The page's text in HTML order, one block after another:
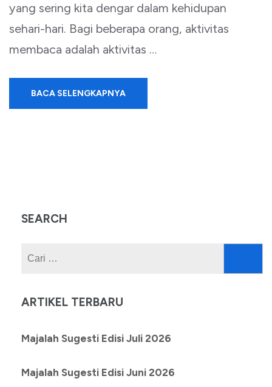
yang sering kita dengar dalam kehidupan
sehari-hari. Bagi beberapa orang, aktivitas
membaca adalah aktivitas …
BACA SELENGKAPNYA
SEARCH
ARTIKEL TERBARU
Majalah Sugesti Edisi Juli 2026
Majalah Sugesti Edisi Juni 2026